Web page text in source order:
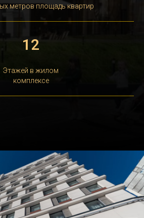
метров площадь квартир
12
Этажей в жилом
комплексе